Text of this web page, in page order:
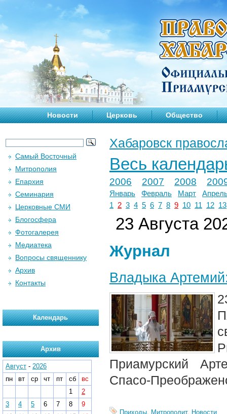
Новости Церковь Общество
Хабаровск
Весь
2006 2007 2008
Январь Февраль Март
1
2 3 4 5 6 7 8 9 10 11 12 13
23 Августа
Журнал
Владыка
Приамурский
Спасо-
Приходы, Митрополит, Новости
Самый Восточный
Митрополия
Епархия
Семинария
Церковные СМИ
Блогосфера
Фотогалерея
Медиатека
Вопросы священнику
Архив
Контакты
Календарь
Архив
Август - 2026
пн
вт ср чт пт сб
вс
1
2
3
4 5 6 7 8
9